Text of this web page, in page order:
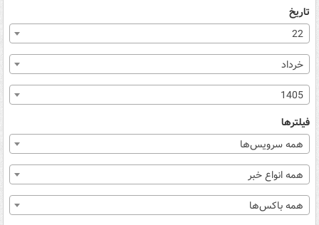
تاریخ
22
خرداد
1405
فیلترها
همه سرویس‌ها
همه انواع خبر
همه باکس‌ها